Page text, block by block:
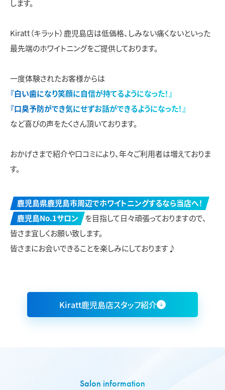
します。
Kiratt（キラット）鹿児島店は低価格、しみない痛くないといった
最先端のホワイトニングをご提供しております。
一度体験されたお客様からは
『白い歯になり笑顔に自信が持てるようになった！』
『口臭予防ができ気にせずお話ができるようになった！』
など喜びの声をたくさん頂いております。
おかげさまで紹介や口コミにより、年々ご利用者は増えておりま
す。
鹿児島県鹿児島市周辺でホワイトニングするなら当店へ！
鹿児島No.1サロン
を目指して日々頑張っておりますので、
皆さま宜しくお願い致します。
皆さまにお会いできることを楽しみにしております♪
Kiratt鹿児島店スタッフ紹介
Salon information